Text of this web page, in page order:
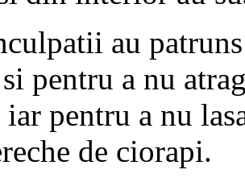
au
si pentru a nu
pentru a nu
de ciorapi.